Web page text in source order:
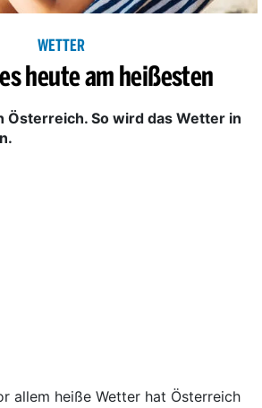
WETTER
heute am heißesten
Österreich. So wird das Wetter in
allem heiße Wetter hat Österreich